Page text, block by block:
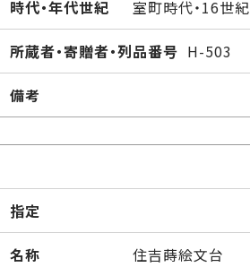
時代・年代世紀 室町時代・16世紀
所蔵者・寄贈者・列品番号 H-503
備考
指定
名称 住吉蒔絵文台